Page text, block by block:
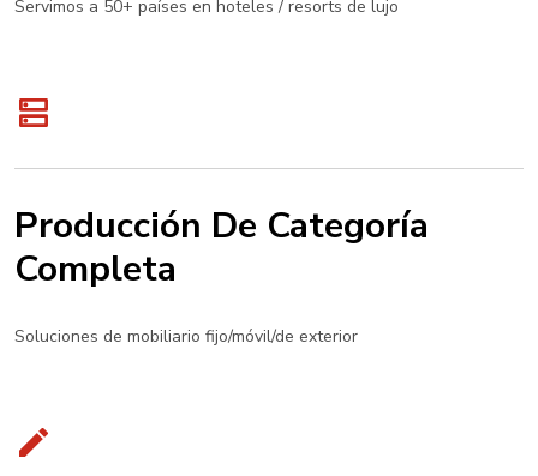
Servimos a 50+ países en hoteles / resorts de lujo
Producción De Categoría
Completa
Soluciones de mobiliario fijo/móvil/de exterior